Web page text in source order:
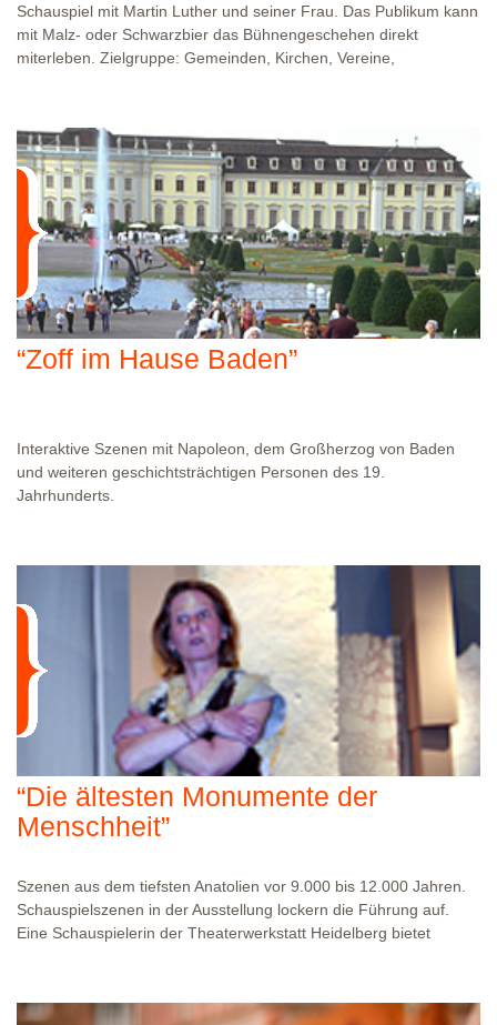
Schauspiel mit Martin Luther und seiner Frau. Das Publikum kann
mit Malz- oder Schwarzbier das Bühnengeschehen direkt
miterleben. Zielgruppe: Gemeinden, Kirchen, Vereine,
WO? THEATERWERKSTATT HEIDELBERG: KLINGENTEICHSTR. 8, NÄHE
BUSHALTESTELLE PETERSKIRCHE (ALTSTADT)
“Zoff im Hause Baden”
Interaktive Szenen mit Napoleon, dem Großherzog von Baden
und weiteren geschichtsträchtigen Personen des 19.
Jahrhunderts.
WO?
AUFFÜHRUNGEN IM BADISCHEN LANDESMUSEUM KARLRUHE
ANFRAGEN UNTER 0721-9266514
“Die ältesten Monumente der
Menschheit”
Szenen aus dem tiefsten Anatolien vor 9.000 bis 12.000 Jahren.
Schauspielszenen in der Ausstellung lockern die Führung auf.
Eine Schauspielerin der Theaterwerkstatt Heidelberg bietet